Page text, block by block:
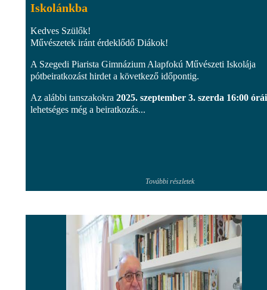
Iskolánkba
Kedves Szülők!
Művészetek iránt érdeklődő Diákok!
A Szegedi Piarista Gimnázium Alapfokú Művészeti Iskolája
pótbeiratkozást hirdet a következő időpontig.
Az alábbi tanszakokra 2025. szeptember 3. szerda 16:00
lehetséges még a beiratkozás...
További részletek